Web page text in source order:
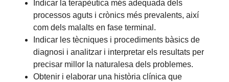
Indicar la terapèutica més adequada dels
processos aguts i crònics més prevalents, així
com dels malalts en fase terminal.
Indicar les tècniques i procediments bàsics de
diagnosi i analitzar i interpretar els resultats per
precisar millor la naturalesa dels problemes.
Obtenir i elaborar una història clínica que